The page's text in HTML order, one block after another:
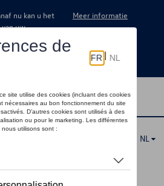
nu kan u het
uw
de online
besteld
Meer informatie
NL